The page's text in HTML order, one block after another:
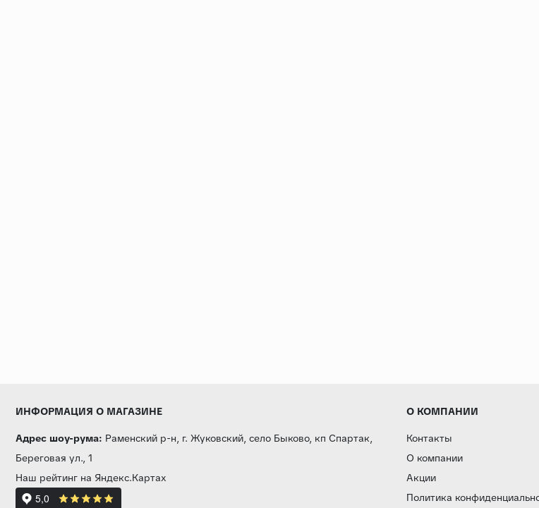
ИНФОРМАЦИЯ О МАГАЗИНЕ
Адрес шоу-рума: Раменский р-н, г. Жуковский, село Быково, кп Спартак,
Береговая ул., 1
Наш рейтинг на Яндекс.Картах
О КОМПАНИИ
Контакты
О компании
Акции
Политика